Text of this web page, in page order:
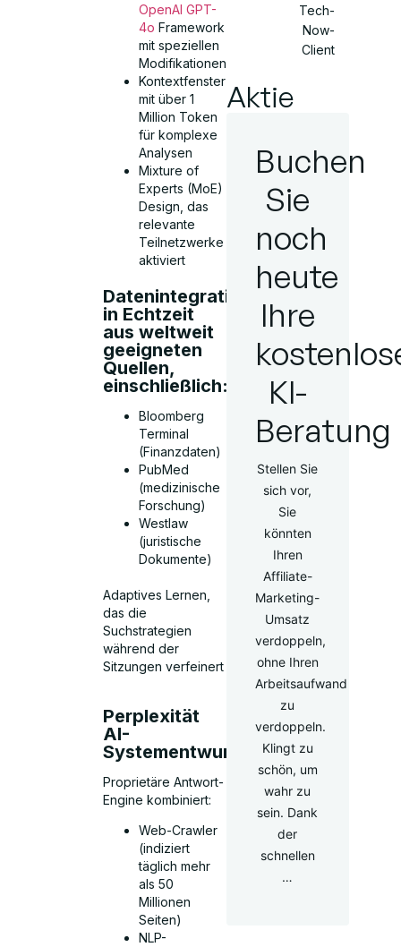
OpenAI GPT-
4o Framework
mit speziellen
Modifikationen
Kontextfenster
mit über 1
Million Token
für komplexe
Analysen
Mixture of
Experts (MoE)
Design, das
relevante
Teilnetzwerke
aktiviert
Datenintegration
in Echtzeit
aus weltweit
geeigneten
Quellen,
einschließlich:
Bloomberg
Terminal
(Finanzdaten)
PubMed
(medizinische
Forschung)
Westlaw
(juristische
Dokumente)
Adaptives Lernen,
das die
Suchstrategien
während der
Sitzungen verfeinert
Perplexität
AI-
Systementwurf
Proprietäre Antwort-
Engine kombiniert:
Web-Crawler
(indiziert
täglich mehr
als 50
Millionen
Seiten)
NLP-
Tech-
Now-
Client
Aktie
Buchen
Sie
noch
heute
Ihre
KI-
Beratung
Stellen Sie
sich vor,
Sie
könnten
Ihren
Affiliate-
Marketing-
Umsatz
verdoppeln,
ohne Ihren
Arbeitsaufwand
zu
verdoppeln.
Klingt zu
schön, um
wahr zu
sein. Dank
der
schnellen
…